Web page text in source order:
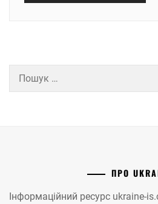
ПРО
Інформаційний ресурс ukraine-